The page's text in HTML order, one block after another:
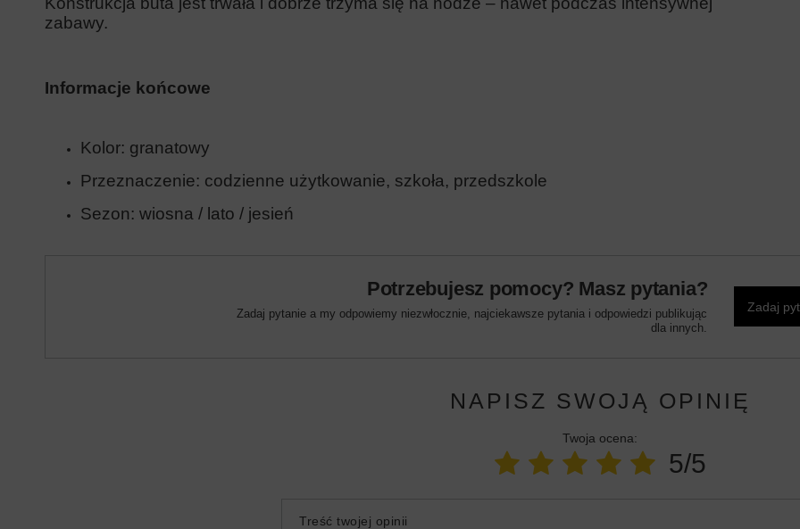
zabawy.
Informacje końcowe
Kolor: granatowy
Przeznaczenie: codzienne użytkowanie, szkoła, przedszkole
Sezon: wiosna / lato / jesień
Potrzebujesz pomocy? Masz pytania?
Zadaj pytanie a my odpowiemy niezwłocznie, najciekawsze pytania i odpowiedzi publikując
dla innych.
Zadaj
NAPISZ SWOJĄ OPINIĘ
Twoja ocena:
5/5
Treść twojej opinii